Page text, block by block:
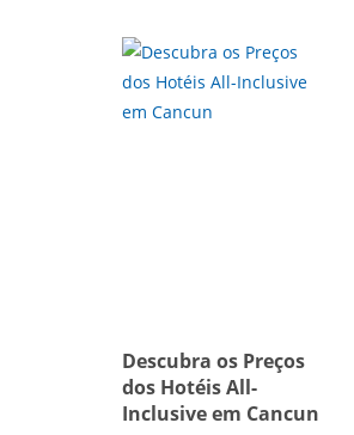
Descubra os Preços
dos Hotéis All-
Inclusive em Cancun